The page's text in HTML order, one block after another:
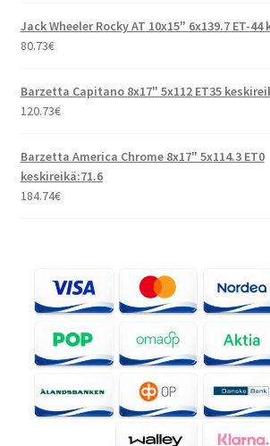
Jack Wheeler Rocky AT 10x15" 6x139.7 ET-44
80.73€
Barzetta Capitano 8x17" 5x112 ET35
120.73€
Barzetta America Chrome 8x17" 5x114.3 ET0
keskireikä:71.6
184.74€